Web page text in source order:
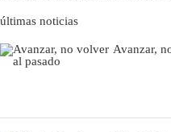
últimas noticias
Avanzar,